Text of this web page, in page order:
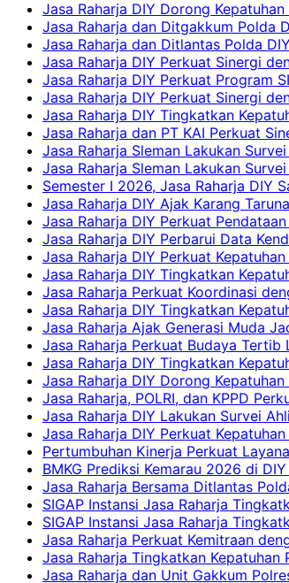
Jasa Raharja DIY Dorong
Jasa Raharja dan Ditgakkum Polda
Jasa Raharja dan Ditlantas Polda
Jasa Raharja DIY Perkuat Sinergi
Jasa Raharja DIY Perkuat Program
Jasa Raharja DIY Perkuat Sinergi
Jasa Raharja DIY Tingkatkan
Jasa Raharja dan PT KAI Perkuat
Jasa Raharja Sleman Lakukan
Jasa Raharja Sleman Lakukan
Semester I 2026, Jasa Raharja DIY
Jasa Raharja DIY Ajak Karang
Jasa Raharja DIY Perkuat
Jasa Raharja DIY Perbarui Data
Jasa Raharja DIY Perkuat
Jasa Raharja DIY Tingkatkan
Jasa Raharja Perkuat Koordinasi
Jasa Raharja DIY Tingkatkan
Jasa Raharja Ajak Generasi Muda
Jasa Raharja Perkuat Budaya
Jasa Raharja DIY Tingkatkan
Jasa Raharja DIY Dorong
Jasa Raharja, POLRI, dan KPPD
Jasa Raharja DIY Lakukan Survei
Jasa Raharja DIY Perkuat
Pertumbuhan Kinerja Perkuat
BMKG Prediksi Kemarau 2026 di
Jasa Raharja Bersama Ditlantas
SIGAP Instansi Jasa Raharja
SIGAP Instansi Jasa Raharja
Jasa Raharja Perkuat Kemitraan
Jasa Raharja Tingkatkan Kepatuhan
Jasa Raharja dan Unit Gakkum